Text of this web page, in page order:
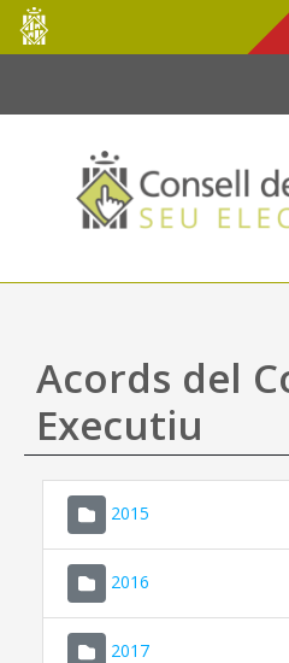
Salta al contingut principal
Consell
de
Mallorca
Acords del
Executiu
2015
2016
2017